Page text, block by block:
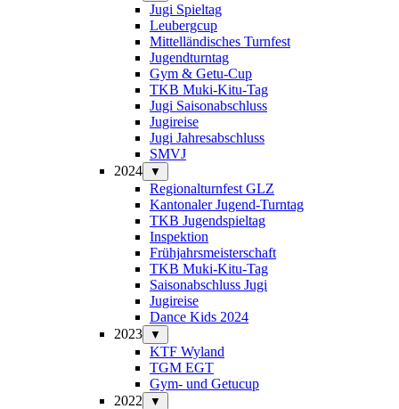
Jugi Spieltag
Leubergcup
Mittelländisches Turnfest
Jugendturntag
Gym & Getu-Cup
TKB Muki-Kitu-Tag
Jugi Saisonabschluss
Jugireise
Jugi Jahresabschluss
SMVJ
2024
▼
Regionalturnfest GLZ
Kantonaler Jugend-Turntag
TKB Jugendspieltag
Inspektion
Frühjahrsmeisterschaft
TKB Muki-Kitu-Tag
Saisonabschluss Jugi
Jugireise
Dance Kids 2024
2023
▼
KTF Wyland
TGM EGT
Gym- und Getucup
2022
▼